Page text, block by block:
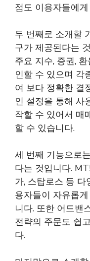
점도 이용자들에
두 번째로 소개할
구가 제공된다는
주요 지수, 증권,
인할 수 있으며 각
여 보다 정확한 결
인 설정을 통해 사
작할 수 있어서 매
할 수 있습니다.
세 번째 기능으로
다는 것입니다.
가, 스탑로스 등
용자들이 자유롭
니다. 또한 어드밴
전략의 주문도 쉽
다.